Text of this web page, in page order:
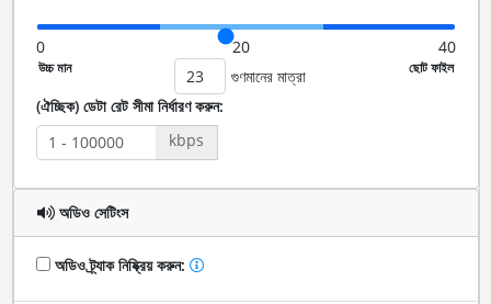
0 20
40
গুণমানের মাত্রা
(ঐচ্ছিক) ডেটা রেট সীমা নির্ধারণ করুন:
kbps
অডিও সেটিংস
অডিও ট্র্যাক নিষ্ক্রিয় করুন: